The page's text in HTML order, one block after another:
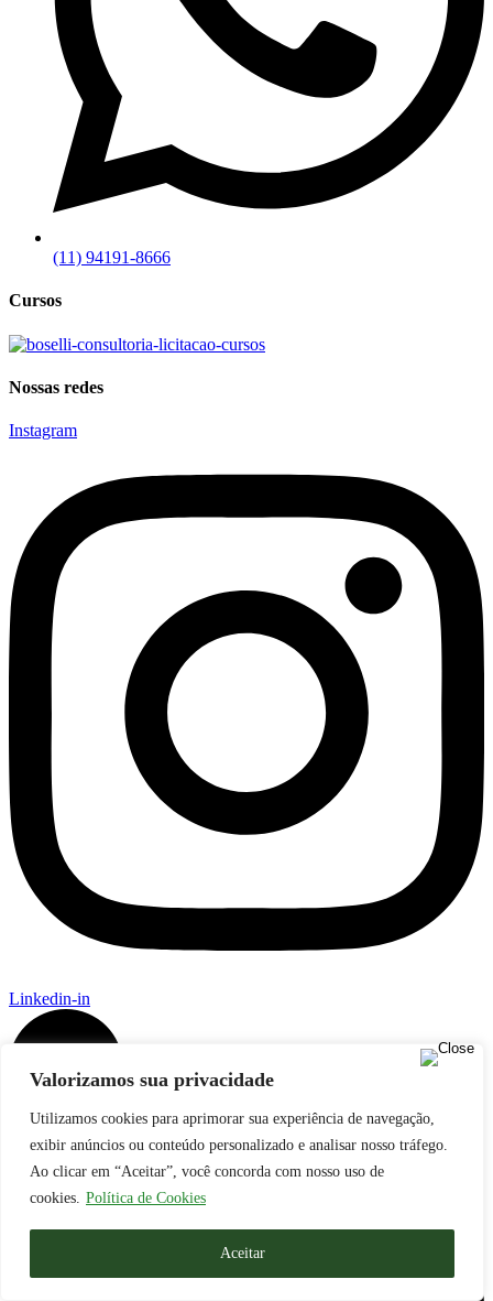
Valorizamos sua privacidade
Utilizamos cookies para aprimorar sua experiência de navegação,
exibir anúncios ou conteúdo personalizado e analisar nosso tráfego.
Ao clicar em “Aceitar”, você concorda com nosso uso de
cookies. Política de Cookies
Aceitar
(11) 94191-8666
Cursos
Nossas redes
Instagram
Linkedin-in